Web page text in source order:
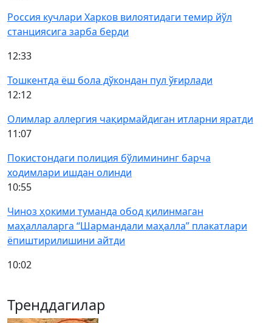
Россия кучлари Харков вилоятидаги темир йўл
станциясига зарба берди
12:33
Тошкентда ёш бола дўкондан пул ўғирлади
12:12
Олимлар аллергия чақирмайдиган итларни яратди
11:07
Покистондаги полиция бўлимининг барча
ходимлари ишдан олинди
10:55
Чиноз ҳокими туманда обод қилинмаган
маҳаллаларга “Шармандали маҳалла” плакатлари
ёпиштирилишини айтди
10:02
Тренддагилар